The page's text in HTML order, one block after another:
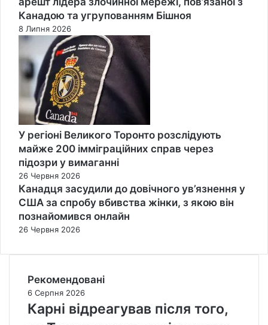
Канадою та угрупованням Бішноя
8 Липня 2026
У регіоні Великого Торонто розслідують
майже 200 імміграційних справ через
підозри у вимаганні
26 Червня 2026
Канадця засудили до довічного ув’язнення у
США за спробу вбивства жінки, з якою він
познайомився онлайн
26 Червня 2026
Рекомендовані
6 Серпня 2026
Карні відреагував після того,